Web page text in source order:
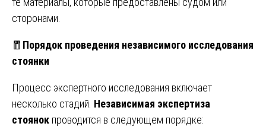
сторонами.
🧧 Порядок проведения независимого исследования
стоянки
Процесс экспертного исследования включает
несколько стадий. Независимая экспертиза
стоянок проводится в следующем порядке: